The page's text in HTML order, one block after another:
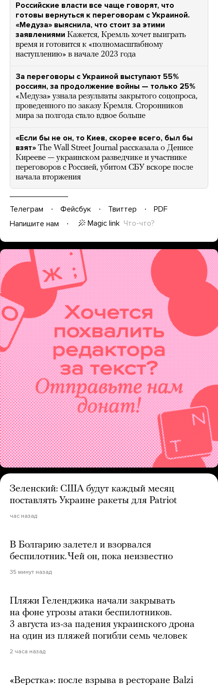
Российские власти все чаще говорят, что
готовы вернуться к переговорам с Украиной.
«Медуза» выяснила, что стоит за этими
заявлениями Кажется, Кремль хочет выиграть
время и готовится к «полномасштабному
наступлению» в начале 2023 года
За переговоры с Украиной выступают 55%
россиян, за продолжение войны — только 25%
«Медуза» узнала результаты закрытого соцопроса,
проведенного по заказу Кремля. Сторонников
мира за полгода стало вдвое больше
«Если бы не он, то Киев, скорее всего, был бы
взят» The Wall Street Journal рассказала о Денисе
Кирееве — украинском разведчике и участнике
переговоров с Россией, убитом СБУ вскоре после
начала вторжения
Телеграм Фейсбук Твиттер
PDF
Напишите нам
Magic link Что-что?
Зеленский: США будут каждый месяц
поставлять Украине ракеты для Patriot
час назад
В Болгарию залетел и взорвался
беспилотник. Чей он, пока неизвестно
35 минут назад
Пляжи Геленджика начали закрывать
на фоне угрозы атаки беспилотников.
3 августа из-за падения украинского дрона
на один из пляжей погибли семь человек
2 часа назад
«Верстка»: после взрыва в ресторане Balzi